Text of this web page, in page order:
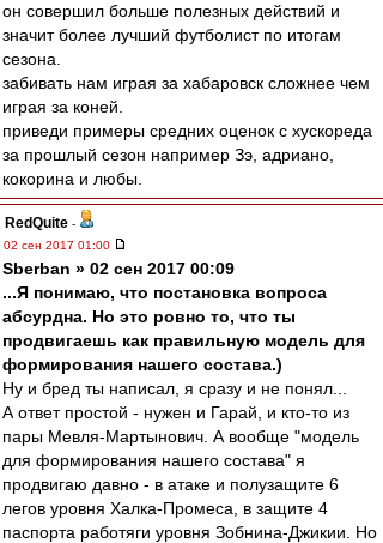
он совершил больше полезных действий и
значит более лучший футболист по итогам
сезона.
забивать нам играя за хабаровск сложнее чем
играя за коней.
приведи примеры средних оценок с хускореда
за прошлый сезон например Зэ, адриано,
кокорина и любы.
RedQuite -
02 сен 2017 01:00
Sberban » 02 сен 2017 00:09
...Я понимаю, что постановка вопроса
абсурдна. Но это ровно то, что ты
продвигаешь как правильную модель для
формирования нашего состава.)
Ну и бред ты написал, я сразу и не понял...
А ответ простой - нужен и Гарай, и кто-то из
пары Мевля-Мартынович. А вообще "модель
для формирования нашего состава" я
продвигаю давно - в атаке и полузащите 6
легов уровня Халка-Промеса, в защите 4
паспорта работяги уровня Зобнина-Джикии. Но